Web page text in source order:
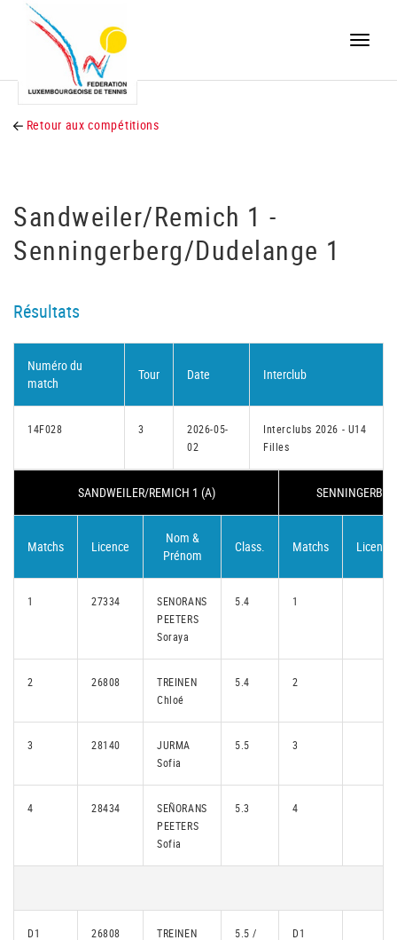
Toggle
Retour aux compétitions
Sandweiler/Remich 1 -
Senningerberg/Dudelange 1
Résultats
Numéro du
match
Tour Date Interclub
14F028 3
2026-05-
02
Interclubs 2026 - U14
Filles
SANDWEILER/REMICH 1 (A)
Matchs Licence
Nom &
Prénom
Class. Matchs Licence
1 27334
SENORANS
PEETERS
Soraya
5.4 1
2 26808
TREINEN
Chloé
5.4 2
3 28140
JURMA
Sofia
5.5 3
4 28434
SEÑORANS
PEETERS
Sofia
5.3 4
D1 26808
TREINEN
5.5 /
D1